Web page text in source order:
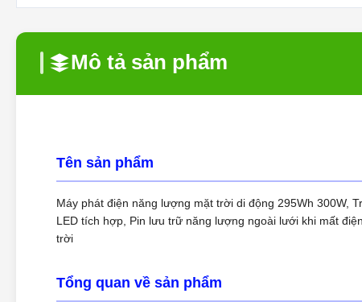
Mô tả sản phẩm
Tên sản phẩm
Máy phát điện năng lượng mặt trời di động 295Wh 300W,
LED tích hợp, Pin lưu trữ năng lượng ngoài lưới khi mất
trời
Tổng quan về sản phẩm